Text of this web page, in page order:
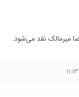
میرمالک نقد می‌شود.